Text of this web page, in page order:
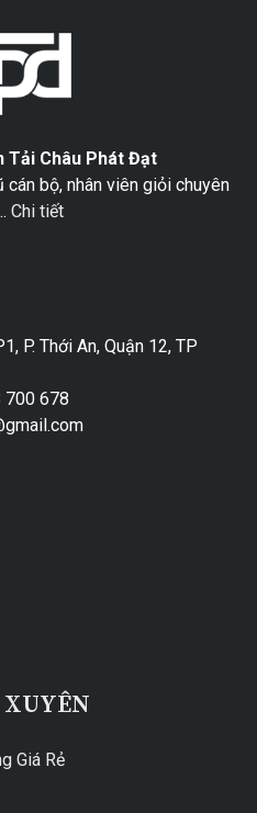
Tải Châu Phát Đạt
bộ, nhân viên giỏi chuyên
Chi tiết
P. Thới An, Quận 12, TP
700 678
Giá Rẻ